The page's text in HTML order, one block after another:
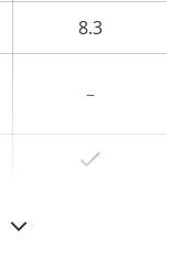
8.3
–